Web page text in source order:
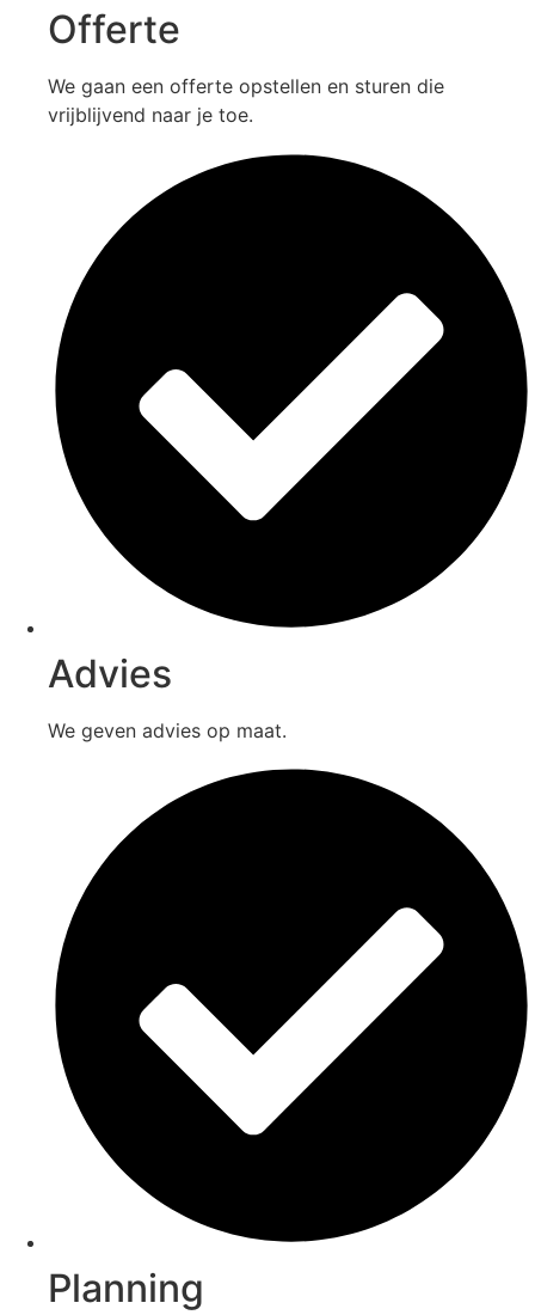
Offerte
We gaan een offerte opstellen en sturen die
vrijblijvend naar je toe.
Advies
We geven advies op maat.
Planning